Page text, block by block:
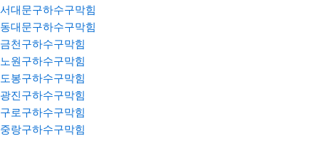
서대문구하수구막힘
동대문구하수구막힘
금천구하수구막힘
노원구하수구막힘
도봉구하수구막힘
광진구하수구막힘
구로구하수구막힘
중랑구하수구막힘